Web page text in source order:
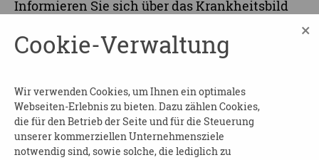
Informieren Sie sich über das Krankheitsbild
Kommunikationstipps sowie wichtige
Adressen und Ansprechpartner in Dresden.
Die Veranstaltung ist kostenfrei. Um eine
verbindliche Anmeldung wird gebeten.
Dresdner Pflege- und Betreuungsverein e.V.
Kompetenzaufgaben Demenz
Cookie-Verwaltung ×
Wir verwenden Cookies, um Ihnen ein optimales
Webseiten-Erlebnis zu bieten. Dazu zählen Cookies,
die für den Betrieb der Seite und für die Steuerung
unserer kommerziellen Unternehmensziele
notwendig sind, sowie solche, die lediglich zu